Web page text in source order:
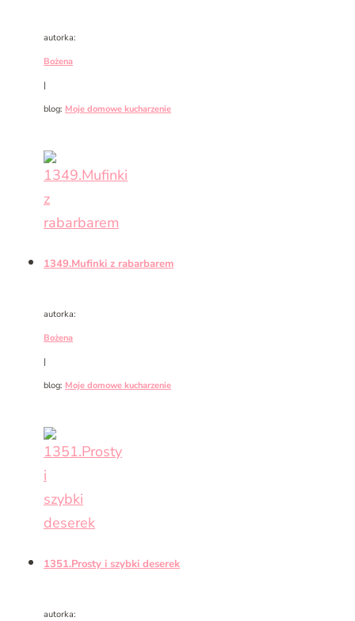
autorka:
Bożena
|
blog: Moje domowe kucharzenie
1349.Mufinki z rabarbarem
autorka:
Bożena
|
blog: Moje domowe kucharzenie
1351.Prosty i szybki deserek
autorka: